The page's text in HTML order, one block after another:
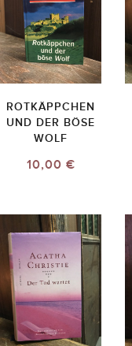
ROTKÄPPCHEN
UND DER BÖSE
WOLF
10,00 €